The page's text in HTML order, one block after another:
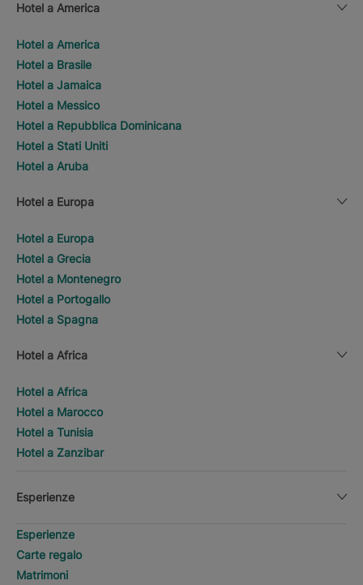
Hotel a America
Hotel a America
Hotel a Brasile
Hotel a Jamaica
Hotel a Messico
Hotel a Repubblica Dominicana
Hotel a Stati Uniti
Hotel a Aruba
Hotel a Europa
Hotel a Europa
Hotel a Grecia
Hotel a Montenegro
Hotel a Portogallo
Hotel a Spagna
Hotel a Africa
Hotel a Africa
Hotel a Marocco
Hotel a Tunisia
Hotel a Zanzibar
Esperienze
Esperienze
Carte regalo
Matrimoni